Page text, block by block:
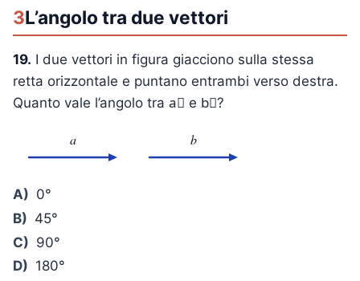
3L’angolo tra due vettori
19. I due vettori in figura giacciono sulla stessa
retta orizzontale e puntano entrambi verso destra.
Quanto vale l’angolo tra a⃗ e b⃗?
a b
A) 0°
B) 45°
C) 90°
D) 180°